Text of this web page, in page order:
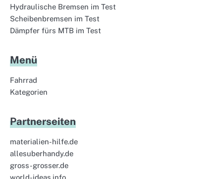
Hydraulische Bremsen im Test
Scheibenbremsen im Test
Dämpfer fürs MTB im Test
Menü
Fahrrad
Kategorien
Partnerseiten
materialien-hilfe.de
allesuberhandy.de
gross-grosser.de